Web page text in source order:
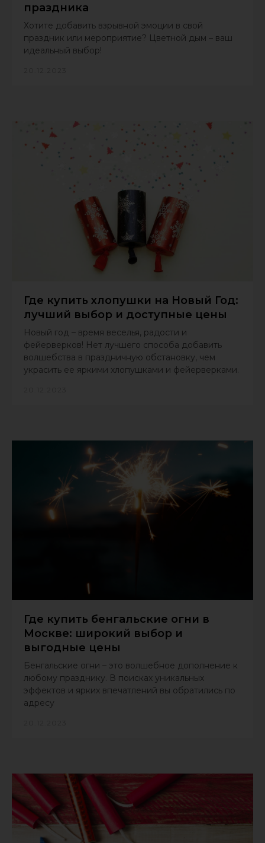
праздника
Хотите добавить взрывной эмоции в свой
праздник или мероприятие? Цветной дым – ваш
идеальный выбор!
Где купить хлопушки на Новый Год:
лучший выбор и доступные цены
Новый год – время веселья, радости и
фейерверков! Нет лучшего способа добавить
волшебства в праздничную обстановку, чем
украсить ее яркими хлопушками и фейерверками.
Где купить бенгальские огни в
Москве: широкий выбор и
выгодные цены
Бенгальские огни – это волшебное дополнение к
любому празднику. В поисках уникальных
эффектов и ярких впечатлений вы обратились по
адресу